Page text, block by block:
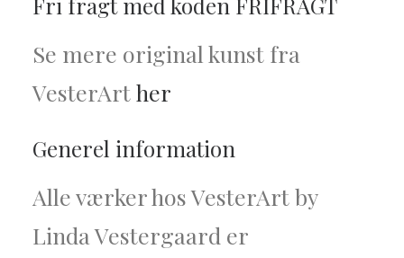
Se mere original kunst fra
VesterArther
Generel information
Alle værker hos VesterArt by
Linda Vestergaard er